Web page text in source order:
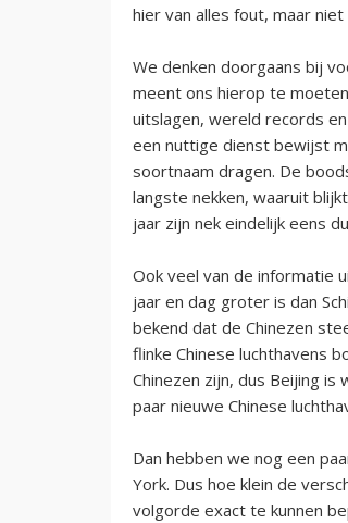
hier van alles fout, maar
We denken doorgaans bij
meent ons hierop te
uitslagen, wereld records
een nuttige dienst bewijst
soortnaam dragen. De
langste nekken, waaruit
jaar zijn nek eindelijk eens
Ook veel van de informatie
jaar en dag groter is dan
bekend dat de Chinezen
flinke Chinese luchthavens
Chinezen zijn, dus Beijing
paar nieuwe Chinese
Dan hebben we nog een
York. Dus hoe klein de
volgorde exact te kunnen